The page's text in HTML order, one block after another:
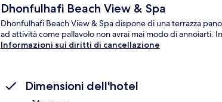
Dhonfulhafi Beach View & Spa
Dhonfulhafi Beach View & Spa dispone di una terrazza
ad attività come pallavolo non avrai mai modo di annoiarti.
Informazioni sui diritti di cancellazione
Dimensioni dell'hotel